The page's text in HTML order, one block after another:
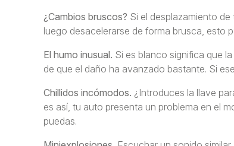
¿Cambios bruscos? Si el desplazamiento
luego desacelerarse de forma brusca, esto
El humo inusual. Si es blanco significa que
de que el daño ha avanzado bastante. Si
Chillidos incómodos. ¿Introduces la llave
es así, tu auto presenta un problema en el
puedas.